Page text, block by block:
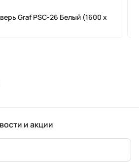
Graf PSC-26 Белый (1600 х
и акции